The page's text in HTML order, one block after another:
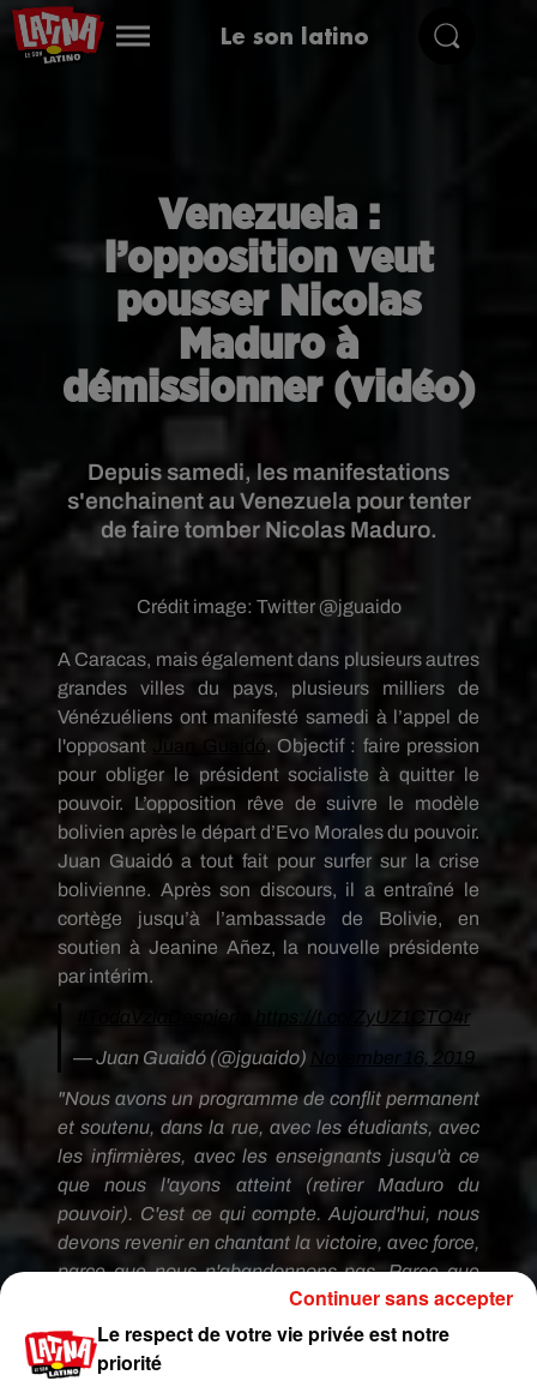
Le son latino
Venezuela :
l’opposition veut
pousser Nicolas
Maduro à
démissionner (vidéo)
Depuis samedi, les manifestations
s'enchainent au Venezuela pour tenter
de faire tomber Nicolas Maduro.
Crédit image: Twitter @jguaido
A Caracas, mais également dans plusieurs autres
grandes villes du pays, plusieurs milliers de
Vénézuéliens ont manifesté samedi à l’appel de
l'opposant
Juan Guaidó. Objectif : faire pression
pour obliger le président socialiste à quitter le
pouvoir. L’opposition rêve de suivre le modèle
bolivien après le départ d’Evo Morales du pouvoir.
Juan Guaidó a tout fait pour surfer sur la crise
bolivienne. Après son discours, il a entraîné le
cortège jusqu’à l’ambassade de Bolivie, en
soutien à Jeanine Añez, la nouvelle présidente
par intérim.
https://t.co/ZyUZ1CTO4r
— Juan Guaidó (@jguaido)
November 16, 2019
"Nous avons un programme de conflit permanent
et soutenu, dans la rue, avec les étudiants, avec
les infirmières, avec les enseignants jusqu'à ce
que nous l'ayons atteint (retirer Madurodu
pouvoir). C'est ce qui compte. Aujourd'hui, nous
devons revenir en chantant la victoire, avec force,
parce que nous n'abandonnons pas. Parce que
nous sommes dans la rue. Parce que nous
continuerons jusqu'à ce que nous l'atteignions.
C'est ce que nous devons faire aujourd'hui."
Le respect de votre vie privée est notre
priorité
Continuer sans accepter